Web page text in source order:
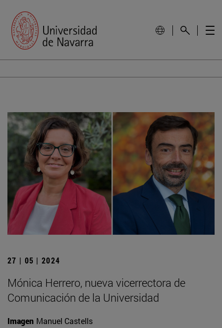
27 | 05 | 2024
Mónica Herrero, nueva vicerrectora de
Comunicación de la Universidad
Imagen Manuel Castells